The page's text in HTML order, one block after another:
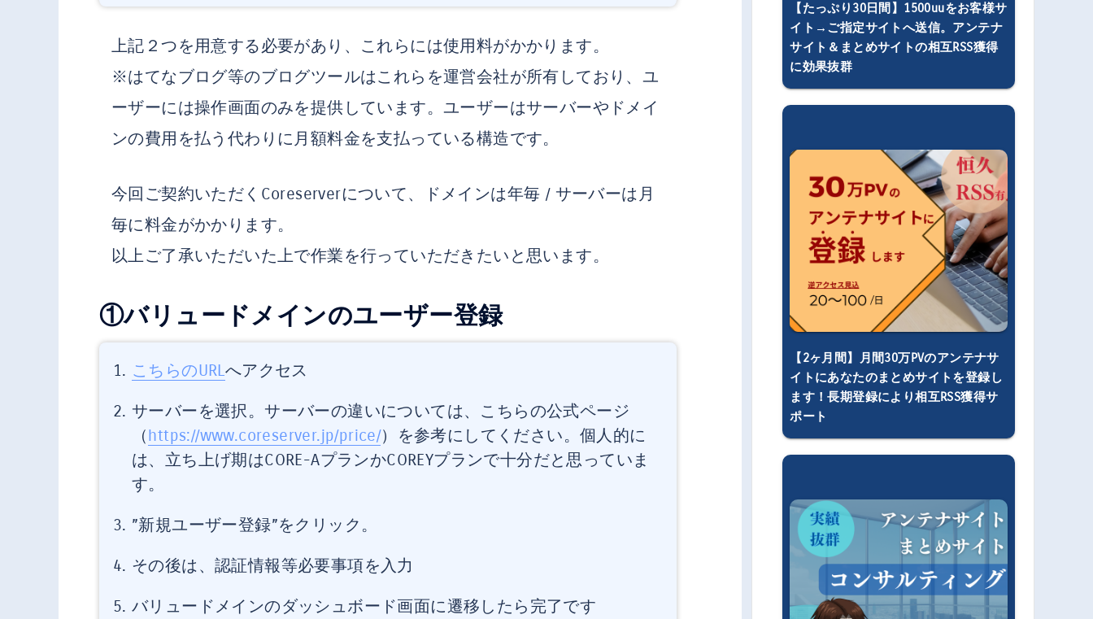
上記２つを用意する必要があり、これらには使用料がかかります。
※はてなブログ等のブログツールはこれらを運営会社が所有しており、ユ
ーザーには操作画面のみを提供しています。ユーザーはサーバーやドメイ
ンの費用を払う代わりに月額料金を支払っている構造です。
今回ご契約いただくCoreserverについて、ドメインは年毎 / サーバーは月
毎に料金がかかります。
以上ご了承いただいた上で作業を行っていただきたいと思います。
①バリュードメインのユーザー登録
こちらのURLへアクセス
サーバーを選択。サーバーの違いについては、こちらの公式ページ
（https://www.coreserver.jp/price/）を参考にしてください。個人的に
は、立ち上げ期はCORE-AプランかCOREYプランで十分だと思っていま
す。
”新規ユーザー登録”をクリック。
その後は、認証情報等必要事項を入力
バリュードメインのダッシュボード画面に遷移したら完了です
【たっぷり30日間】1500uuをお客様サ
イト→ご指定サイトへ送信。アンテナ
サイト＆まとめサイトの相互RSS獲得
に効果抜群
【2ヶ月間】月間30万PVのアンテナサ
イトにあなたのまとめサイトを登録し
ます！長期登録により相互RSS獲得サ
ポート